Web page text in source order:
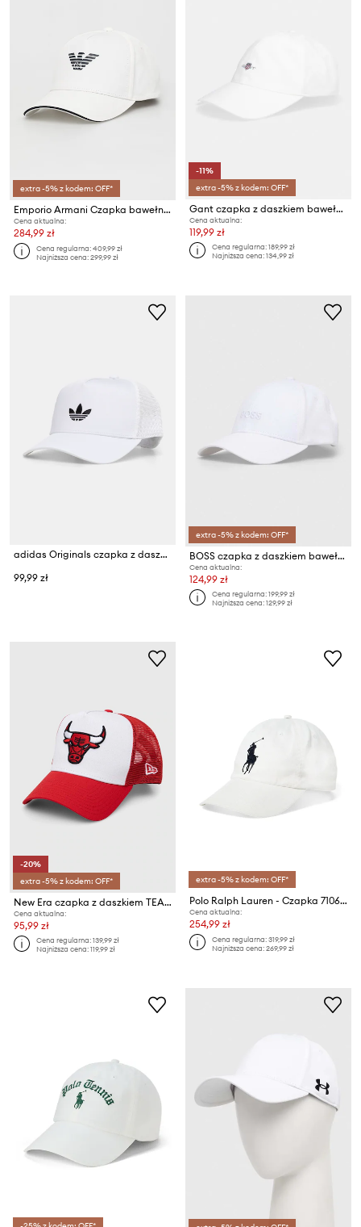
extra -5% z kodem: OFF*
Emporio Armani Czapka bawełniana
Cena aktualna:
284,99 zł
Cena regularna:409,99 zł
Najniższa cena:299,99 zł
-11%
extra -5% z kodem: OFF*
Gant czapka z daszkiem bawełniana
Cena aktualna:
119,99 zł
Cena regularna:189,99 zł
Najniższa cena:134,99 zł
adidas Originals czapka z daszkiem CURVED TRUCKER
99,99 zł
extra -5% z kodem: OFF*
BOSS czapka z daszkiem bawełniana Zed
Cena aktualna:
124,99 zł
Cena regularna:199,99 zł
Najniższa cena:129,99 zł
-20%
extra -5% z kodem: OFF*
New Era czapka z daszkiem TEAM COLOUR BLOCK 9FORTY® AF TRUCKER
Cena aktualna:
95,99 zł
Cena regularna:139,99 zł
Najniższa cena:119,99 zł
extra -5% z kodem: OFF*
Polo Ralph Lauren - Czapka 710673584003
Cena aktualna:
254,99 zł
Cena regularna:319,99 zł
Najniższa cena:269,99 zł